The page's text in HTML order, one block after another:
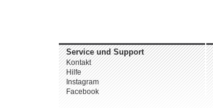
Service und Support
Kontakt
Hilfe
Instagram
Facebook